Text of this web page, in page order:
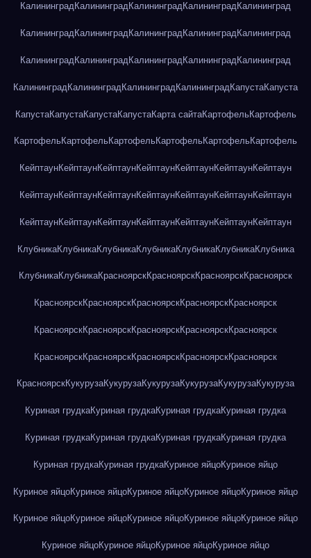
КалининградКалининградКалининградКалининградКалининград
КалининградКалининградКалининградКалининградКалининград
КалининградКалининградКалининградКалининградКалининград
Калининград Калининград Калининград Калининград КапустаКапуста
КапустаКапустаКапустаКапустаКарта сайтаКартофельКартофель
КартофельКартофельКартофельКартофельКартофельКартофель
КейптаунКейптаунКейптаунКейптаунКейптаунКейптаунКейптаун
КейптаунКейптаунКейптаунКейптаунКейптаунКейптаунКейптаун
КейптаунКейптаунКейптаунКейптаунКейптаунКейптаунКейптаун
КлубникаКлубникаКлубникаКлубникаКлубникаКлубникаКлубника
КлубникаКлубникаКрасноярскКрасноярскКрасноярскКрасноярск
КрасноярскКрасноярскКрасноярскКрасноярскКрасноярск
КрасноярскКрасноярскКрасноярскКрасноярскКрасноярск
КрасноярскКрасноярскКрасноярскКрасноярскКрасноярск
КрасноярскКукурузаКукурузаКукурузаКукурузаКукурузаКукуруза
Куриная грудкаКуриная грудкаКуриная грудкаКуриная грудка
Куриная грудкаКуриная грудкаКуриная грудкаКуриная грудка
Куриная грудкаКуриная грудкаКуриное яйцоКуриное яйцо
Куриное яйцоКуриное яйцоКуриное яйцоКуриное яйцоКуриное яйцо
Куриное яйцоКуриное яйцоКуриное яйцоКуриное яйцоКуриное яйцо
Куриное яйцоКуриное яйцоКуриное яйцоКуриное яйцо